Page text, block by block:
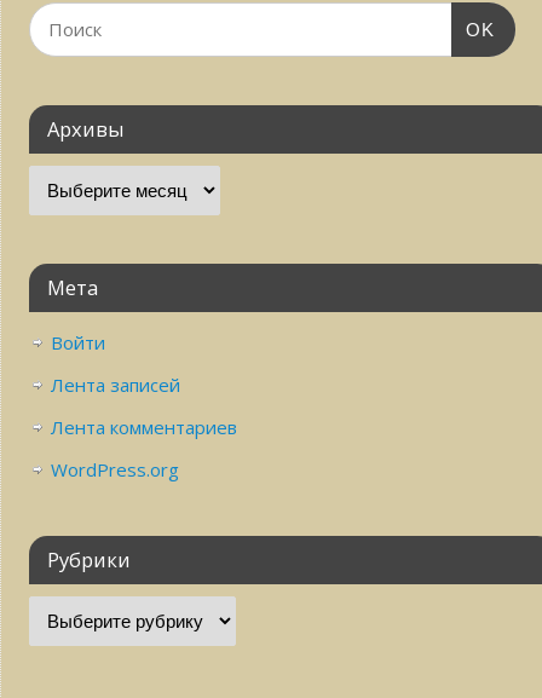
OK
Архивы
Мета
Войти
Лента записей
Лента комментариев
WordPress.org
Рубрики